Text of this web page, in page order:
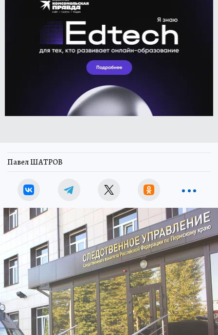
Павел ШАТРОВ